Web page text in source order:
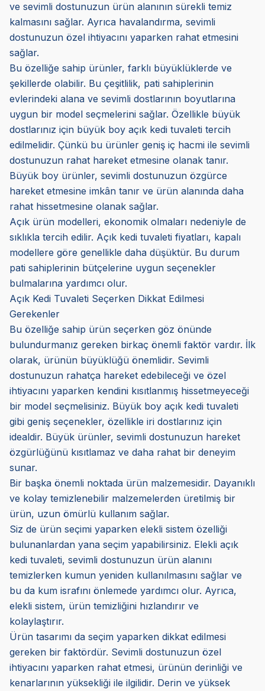
ve sevimli dostunuzun ürün alanının sürekli temiz
kalmasını sağlar. Ayrıca havalandırma, sevimli
dostunuzun özel ihtiyacını yaparken rahat etmesini
sağlar.
Bu özelliğe sahip ürünler, farklı büyüklüklerde ve
şekillerde olabilir. Bu çeşitlilik, pati sahiplerinin
evlerindeki alana ve sevimli dostlarının boyutlarına
uygun bir model seçmelerini sağlar. Özellikle büyük
dostlarınız için büyük boy açık kedi tuvaleti tercih
edilmelidir. Çünkü bu ürünler geniş iç hacmi ile sevimli
dostunuzun rahat hareket etmesine olanak tanır.
Büyük boy ürünler, sevimli dostunuzun özgürce
hareket etmesine imkân tanır ve ürün alanında daha
rahat hissetmesine olanak sağlar.
Açık ürün modelleri, ekonomik olmaları nedeniyle de
sıklıkla tercih edilir. Açık kedi tuvaleti fiyatları, kapalı
modellere göre genellikle daha düşüktür. Bu durum
pati sahiplerinin bütçelerine uygun seçenekler
bulmalarına yardımcı olur.
Açık Kedi Tuvaleti Seçerken Dikkat Edilmesi
Gerekenler
Bu özelliğe sahip ürün seçerken göz önünde
bulundurmanız gereken birkaç önemli faktör vardır. İlk
olarak, ürünün büyüklüğü önemlidir. Sevimli
dostunuzun rahatça hareket edebileceği ve özel
ihtiyacını yaparken kendini kısıtlanmış hissetmeyeceği
bir model seçmelisiniz. Büyük boy açık kedi tuvaleti
gibi geniş seçenekler, özellikle iri dostlarınız için
idealdir. Büyük ürünler, sevimli dostunuzun hareket
özgürlüğünü kısıtlamaz ve daha rahat bir deneyim
sunar.
Bir başka önemli noktada ürün malzemesidir. Dayanıklı
ve kolay temizlenebilir malzemelerden üretilmiş bir
ürün, uzun ömürlü kullanım sağlar.
Siz de ürün seçimi yaparken elekli sistem özelliği
bulunanlardan yana seçim yapabilirsiniz. Elekli açık
kedi tuvaleti, sevimli dostunuzun ürün alanını
temizlerken kumun yeniden kullanılmasını sağlar ve
bu da kum israfını önlemede yardımcı olur. Ayrıca,
elekli sistem, ürün temizliğini hızlandırır ve
kolaylaştırır.
Ürün tasarımı da seçim yaparken dikkat edilmesi
gereken bir faktördür. Sevimli dostunuzun özel
ihtiyacını yaparken rahat etmesi, ürünün derinliği ve
kenarlarının yüksekliği ile ilgilidir. Derin ve yüksek